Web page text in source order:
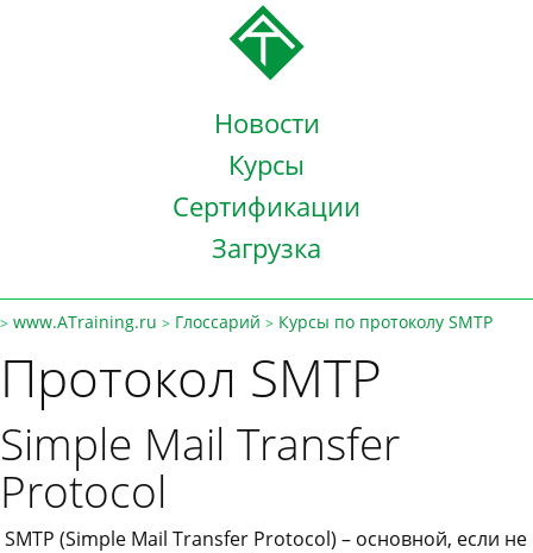
Новости
Курсы
Сертификации
Загрузка
> www.ATraining.ru > Глоссарий > Курсы по протоколу SMTP
Протокол SMTP
Simple Mail Transfer
Protocol
SMTP (Simple Mail Transfer Protocol) – основной, если не